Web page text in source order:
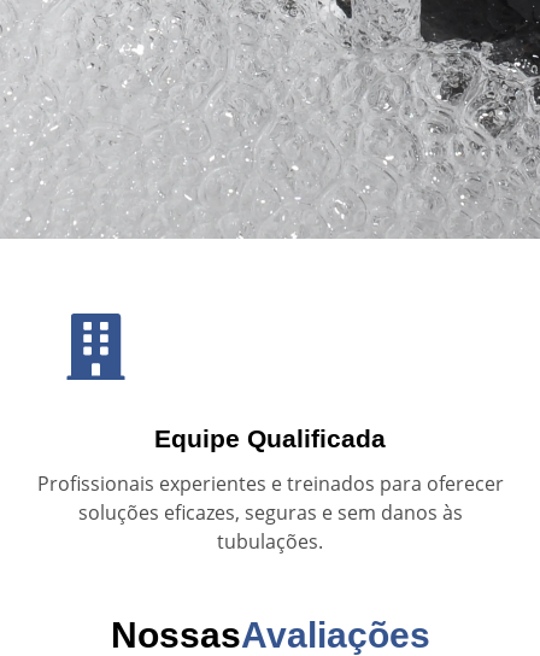
Equipe Qualificada
Profissionais experientes e treinados para oferecer
soluções eficazes, seguras e sem danos às
tubulações.
NossasAvaliações